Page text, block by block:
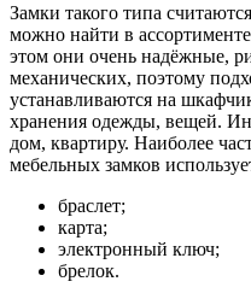
Замки такого типа
можно найти в
этом они очень надёжные,
механических, поэтому
устанавливаются на
хранения одежды, вещей.
дом, квартиру. Наиболее
мебельных замков
браслет;
карта;
электронный ключ;
брелок.